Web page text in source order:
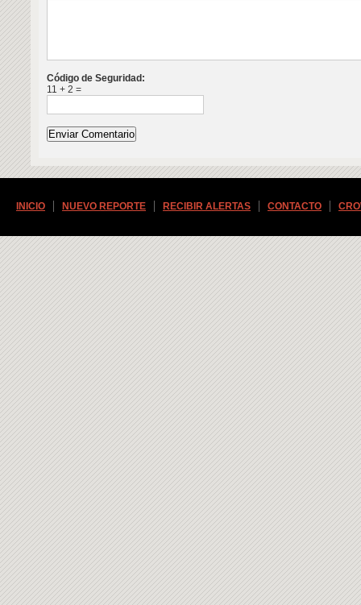
Código de Seguridad:
11 + 2 =
INICIO NUEVO REPORTE RECIBIR ALERTAS CONTACTO